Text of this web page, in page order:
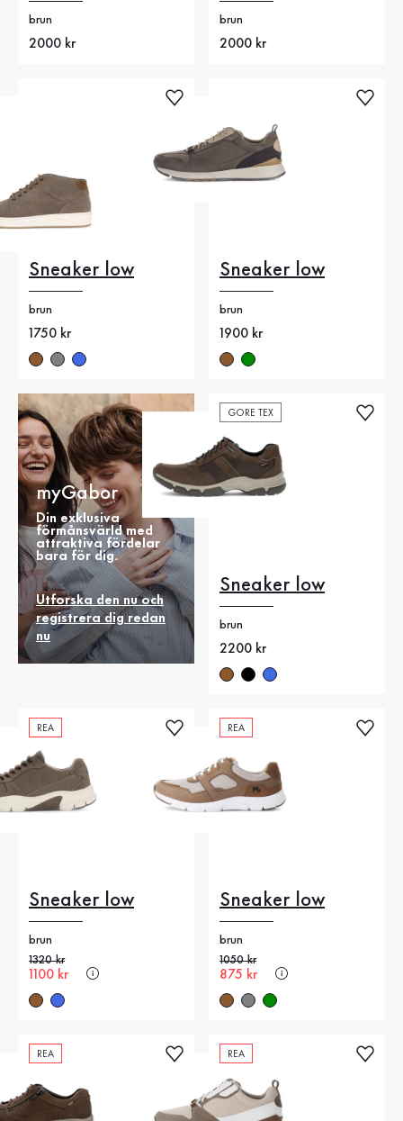
brun
Nytt pris
2000 kr
brun
Nytt pris
2000 kr
Sneaker low
brun
Nytt pris
1750 kr
Sneaker low
brun
Nytt pris
1900 kr
myGabor
Din exklusiva
förmånsvärld med
attraktiva fördelar
bara för dig.
Utforska den nu och
registrera dig redan
nu
GORE TEX
Sneaker low
brun
Nytt pris
2200 kr
REA
Sneaker low
brun
Gammalt pris
1320 kr
Nytt pris
1100 kr
REA
Sneaker low
brun
Gammalt pris
1050 kr
Nytt pris
875 kr
REA REA